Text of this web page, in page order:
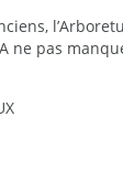
ne pas